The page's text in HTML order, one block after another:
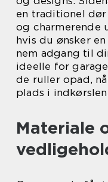
en traditionel
og charmerende
hvis du ønsker
nem adgang til
ideelle for
de ruller opad,
plads i
Materiale